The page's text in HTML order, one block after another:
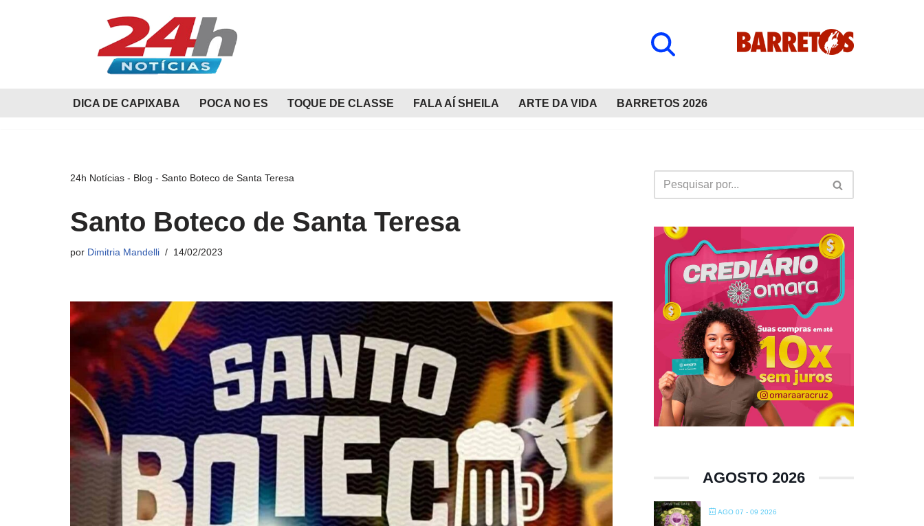
DICA DE CAPIXABA
POCA NO ES TOQUE DE CLASSE FALA AÍ SHEILA ARTE DA VIDA BARRETOS 2026
24h Notícias - Blog - Santo Boteco de Santa Teresa
Santo Boteco de Santa Teresa
por Dimitria Mandelli 14/02/2023
AGOSTO 2026
AGO 07 - 09 2026